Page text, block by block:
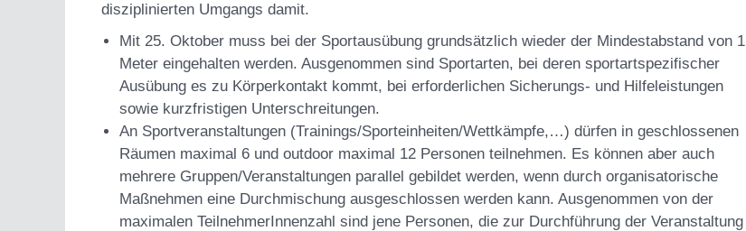
disziplinierten Umgangs damit.
Mit 25. Oktober muss bei der Sportausübung grundsätzlich wieder der Mindestabstand von 1
Meter eingehalten werden. Ausgenommen sind Sportarten, bei deren sportartspezifischer
Ausübung es zu Körperkontakt kommt, bei erforderlichen Sicherungs- und Hilfeleistungen
sowie kurzfristigen Unterschreitungen.
An Sportveranstaltungen (Trainings/Sporteinheiten/Wettkämpfe,…) dürfen in geschlossenen
Räumen maximal 6 und outdoor maximal 12 Personen teilnehmen. Es können aber auch
mehrere Gruppen/Veranstaltungen parallel gebildet werden, wenn durch organisatorische
Maßnehmen eine Durchmischung ausgeschlossen werden kann. Ausgenommen von der
maximalen TeilnehmerInnenzahl sind jene Personen, die zur Durchführung der Veranstaltung